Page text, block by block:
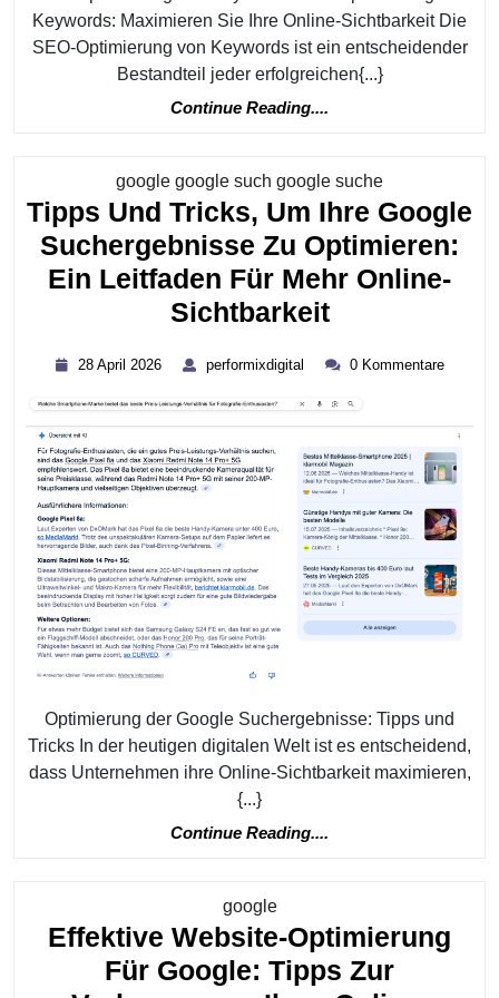
Keywords: Maximieren Sie Ihre Online-Sichtbarkeit Die
SEO-Optimierung von Keywords ist ein entscheidender
Bestandteil jeder erfolgreichen{...}
Continue Reading....
google google such google sucheKategorie
Tipps Und Tricks, Um Ihre Google
Suchergebnisse Zu Optimieren:
Ein Leitfaden Für Mehr Online-
SichtbarkeitTipps
Tricks,
Um
Google
Zu
Optimieren:
Ein
Leitfaden
Mehr
Online-
Sichtbarkeit
28 April 2026
2026
performixdigital performixdigital
0 Kommentare
Optimierung der Google Suchergebnisse: Tipps und
Tricks In der heutigen digitalen Welt ist es entscheidend,
dass Unternehmen ihre Online-Sichtbarkeit maximieren,
{...}
Continue Reading....
googleKategorie
Effektive Website-Optimierung
Für Google: Tipps Zur